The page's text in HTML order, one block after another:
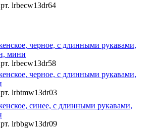
lrbecw13dr64
lrbecw13dr58
lrbtmw13dr03
lrbbgw13dr09